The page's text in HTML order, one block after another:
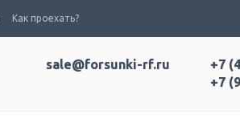
Как проехать?
+7
+7
sale@forsunki-rf.ru